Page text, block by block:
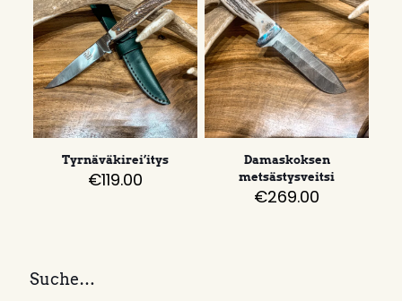
Tyrnäväkirei’itys
€119.00
Damaskoksen
metsästysveitsi
€269.00
Suche…